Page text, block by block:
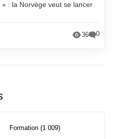
: la Norvège veut se lancer
36 0
Formation (1 009)